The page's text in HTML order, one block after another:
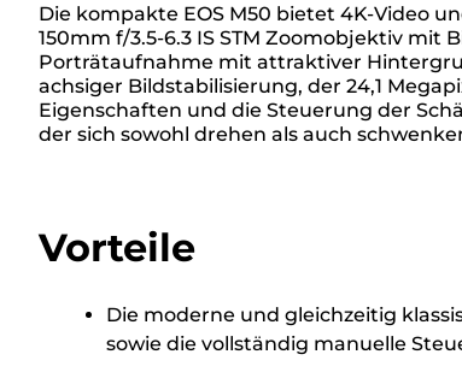
Die kompakte EOS M50 bietet 4K-Video
150mm f/3.5-6.3 IS STM Zoomobjektiv
Porträtaufnahme mit attraktiver
achsiger Bildstabilisierung, der 24,1
Eigenschaften und die Steuerung der
der sich sowohl drehen als auch
Vorteile
Die moderne und gleichzeitig
sowie die vollständig manuelle